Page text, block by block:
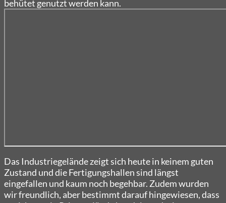
behütet genutzt werden kann.
Das Industriegelände zeigt sich heute in keinem guten
Zustand und die Fertigungshallen sind längst
eingefallen und kaum noch begehbar. Zudem wurden
wir freundlich, aber bestimmt darauf hingewiesen, dass